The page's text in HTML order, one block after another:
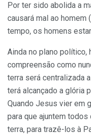
Por ter sido abolida a
causará mal ao homem
tempo, os homens
Ainda no plano político,
compreensão como
terra será cen­tralizada
terá alcançado a glória
Quando Jesus vier em
para que ajuntem
terra, para trazê-los à